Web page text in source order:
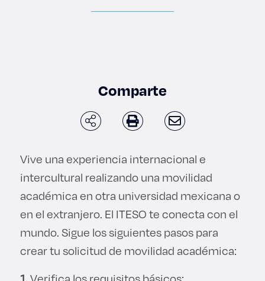
Lo más buscado
Carreras
Derecho
Prepa ITESO
Comparte
Vive una experiencia internacional e
intercultural realizando una movilidad
académica en otra universidad mexicana o
en el extranjero. El ITESO te conecta con el
mundo. Sigue los siguientes pasos para
crear tu solicitud de movilidad académica: